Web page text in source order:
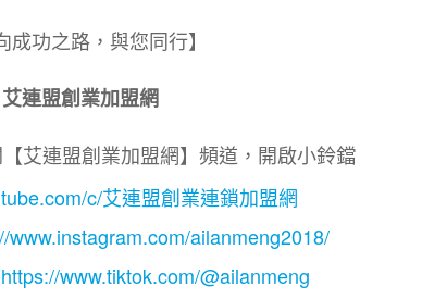
成功之路，與您同行】
艾連盟創業加盟網
艾連盟創業加盟網】頻道，開啟小鈴鐺
c/艾連盟創業連鎖加盟網
www.instagram.com/ailanmeng2018/
https://www.tiktok.com/@ailanmeng